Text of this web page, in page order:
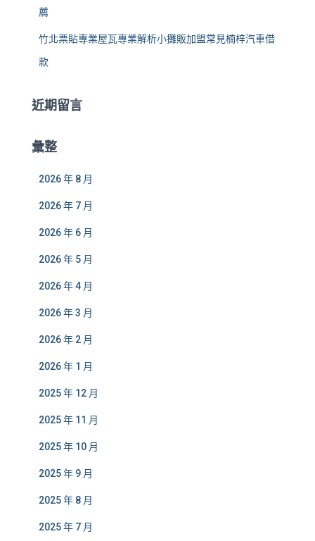
薦
竹北票貼專業屋瓦專業解析小攤販加盟常見楠梓汽車借
款
近期留言
彙整
2026 年 8 月
2026 年 7 月
2026 年 6 月
2026 年 5 月
2026 年 4 月
2026 年 3 月
2026 年 2 月
2026 年 1 月
2025 年 12 月
2025 年 11 月
2025 年 10 月
2025 年 9 月
2025 年 8 月
2025 年 7 月